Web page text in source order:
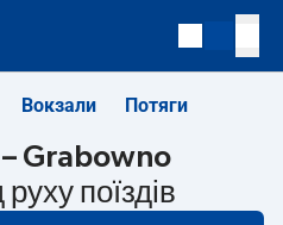
Вокзали Потяги
– Grabowno
поїздів